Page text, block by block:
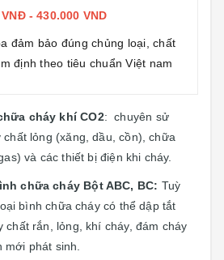
- 430.000 VND
đảm bảo đúng chủng loại, chất
định theo tiêu chuẩn Việt nam
cháy khí CO2: chuyên sử
lỏng (xăng, dầu, cồn), chữa
và các thiết bị điện khi cháy.
chữa cháy Bột ABC, BC: Tuỳ
bình chữa cháy có thể dập tắt
chất rắn, lỏng, khí cháy, đám cháy
phát sinh.